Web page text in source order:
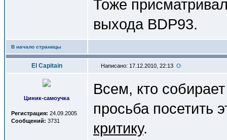
Тоже
выхода BDP93.
В начало страницы
El Capitain Написано: 17.12.2010, 22:13
Циник-самоучка
Регистрация: 24.09.2005
Сообщений: 3731
Всем, кто
просьба посетить
критику.